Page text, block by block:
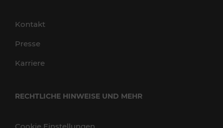
Kontakt
Presse
Karriere
RECHTLICHE HINWEISE UND MEHR